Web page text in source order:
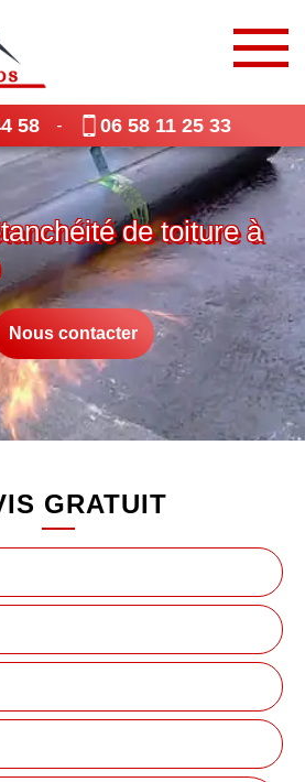
58 - 06 58 11 25 33
de toiture à
Nous contacter
GRATUIT